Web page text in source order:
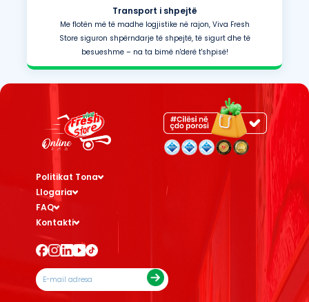
Transport i shpejtë
Me flotën më të madhe logjistike në rajon, Viva Fresh
Store siguron shpërndarje të shpejtë, të sigurt dhe të
besueshme – na ta bimë n'derë t'shpisë!
Politikat Tona
Llogaria
FAQ
Kontakti